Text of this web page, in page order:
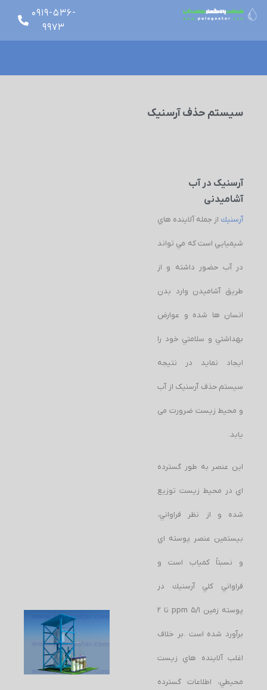
0919-536-
9973
سیستم حذف آرسنیک
آرسنیک در آب
آشامیدنی
آرسنيكاز جمله آلاينده هاي
شيميايي است كه مي تواند
در آب حضور داشته و از
طريق آشاميدن وارد بدن
انسان ها شده و عوارض
بهداشتي و سلامتي خود را
ايجاد نمايد در نتیجه
سیستم حذف آرسنیک از آب
و محیط زیست ضرورت می
اين عنصر به طور گسترده
اي در محيط زيست توزيع
شده و از نظر فراواني،
بيستمين عنصر پوسته اي
و نسبتاً كمياب است و
فراواني كلي آرسنيك در
پوسته زمين ppm 5/1 تا 2
برآورد شده است .بر خلاف
اغلب آلاينده هاي زيست
محيطي، اطلاعات گسترده